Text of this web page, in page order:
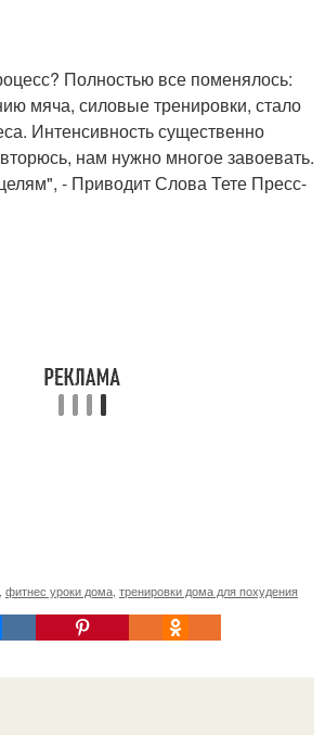
Полностью все поменялось:
мяча, силовые тренировки, стало
Интенсивность существенно
нам нужно многое завоевать.
- Приводит Слова Тете Пресс-
фитнес уроки дома тренировки дома для похудения